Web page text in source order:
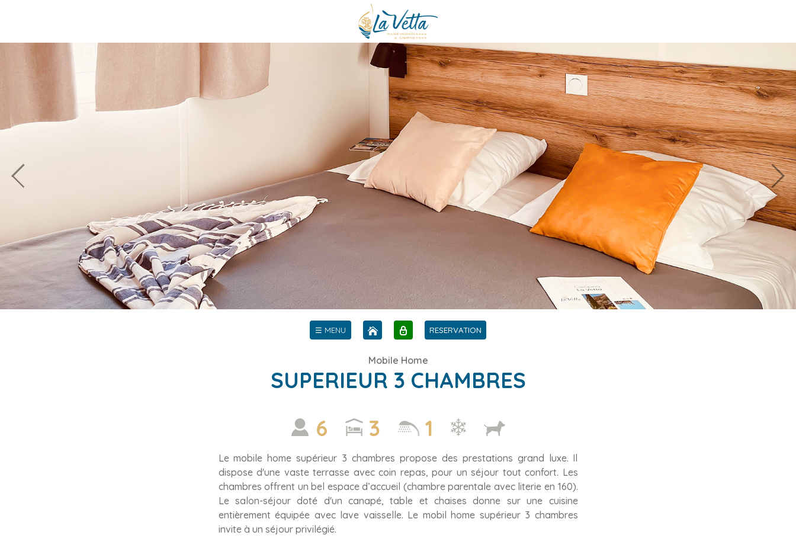
☰ MENU RESERVATION
Mobile Home
SUPERIEUR 3 CHAMBRES
6
3 1
Le mobile home supérieur 3 chambres propose des prestations grand luxe. Il
dispose d'une vaste terrasse avec coin repas, pour un séjour tout confort. Les
chambres offrent un bel espace d’accueil (chambre parentale avec literie en 160).
Le salon-séjour doté d'un canapé, table et chaises donne sur une cuisine
entièrement équipée avec lave vaisselle. Le mobil home supérieur 3 chambres
invite à un séjour privilégié.